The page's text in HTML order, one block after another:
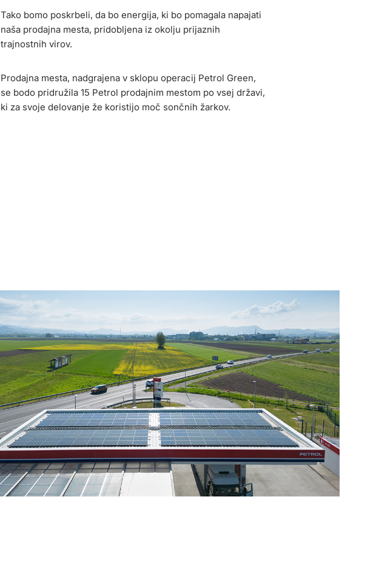
Tako bomo poskrbeli, da bo energija, ki bo pomagala napajati
naša prodajna mesta, pridobljena iz okolju prijaznih
trajnostnih virov.
Prodajna mesta, nadgrajena v sklopu operacij Petrol Green,
se bodo pridružila 15 Petrol prodajnim mestom po vsej državi,
ki za svoje delovanje že koristijo moč sončnih žarkov.